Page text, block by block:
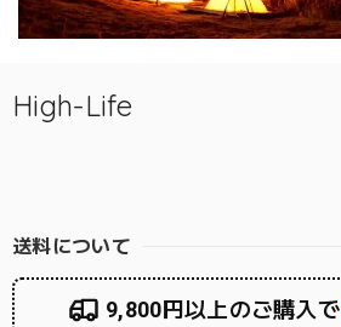
High-Life
送料について
9,800円以上のご購入で